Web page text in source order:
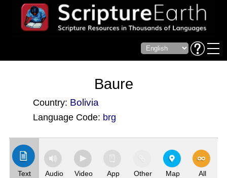
Baure
Country: Bolivia
Language Code: brg
Text Audio Video App Other Map All